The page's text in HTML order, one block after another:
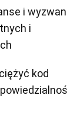
i
i
kod